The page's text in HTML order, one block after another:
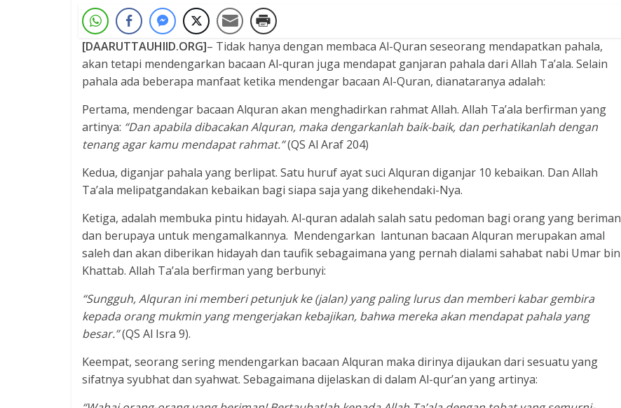
[DAARUTTAUHIID.ORG]– Tidak hanya dengan membaca Al-Quran seseorang mendapatkan pahala,
akan tetapi mendengarkan bacaan Al-quran juga mendapat ganjaran pahala dari Allah Ta’ala. Selain
pahala ada beberapa manfaat ketika mendengar bacaan Al-Quran, dianataranya adalah:
Pertama, mendengar bacaan Alquran akan menghadirkan rahmat Allah. Allah Ta’ala berfirman yang
artinya: “Dan apabila dibacakan Alquran, maka dengarkanlah baik-baik, dan perhatikanlah dengan
tenang agar kamu mendapat rahmat.”(QS Al Araf 204)
Kedua, diganjar pahala yang berlipat. Satu huruf ayat suci Alquran diganjar 10 kebaikan. Dan Allah
Ta’ala melipatgandakan kebaikan bagi siapa saja yang dikehendaki-Nya.
Ketiga, adalah membuka pintu hidayah. Al-quran adalah salah satu pedoman bagi orang yang beriman
dan berupaya untuk mengamalkannya. Mendengarkan lantunan bacaan Alquran merupakan amal
saleh dan akan diberikan hidayah dan taufik sebagaimana yang pernah dialami sahabat nabi Umar bin
Khattab. Allah Ta’ala berfirman yang berbunyi:
“Sungguh, Alquran ini memberi petunjuk ke (jalan) yang paling lurus dan memberi kabar gembira
kepada orang mukmin yang mengerjakan kebajikan, bahwa mereka akan mendapat pahala yang
besar.”(QS Al Isra 9).
Keempat, seorang sering mendengarkan bacaan Alquran maka dirinya dijaukan dari sesuatu yang
sifatnya syubhat dan syahwat. Sebagaimana dijelaskan di dalam Al-qur’an yang artinya: